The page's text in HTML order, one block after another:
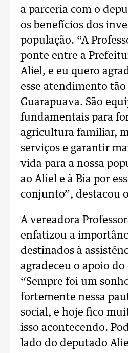
a parceria com o
os benefícios dos
população. “A
ponte entre a
Aliel, e eu quero
esse atendimento
Guarapuava. São
fundamentais para
agricultura familiar,
serviços e garantir
vida para a nossa
ao Aliel e à Bia por
conjunto”, destacou
A vereadora
enfatizou a
destinados à
agradeceu o apoio
“Sempre foi um
fortemente nessa
social, e hoje fico
isso acontecendo.
lado do deputado